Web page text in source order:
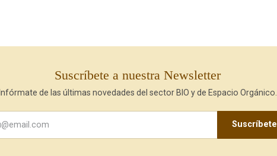
Suscríbete a nuestra Newsletter
Infórmate de las últimas novedades del sector BIO y de Espacio Orgánico.
Suscríbete